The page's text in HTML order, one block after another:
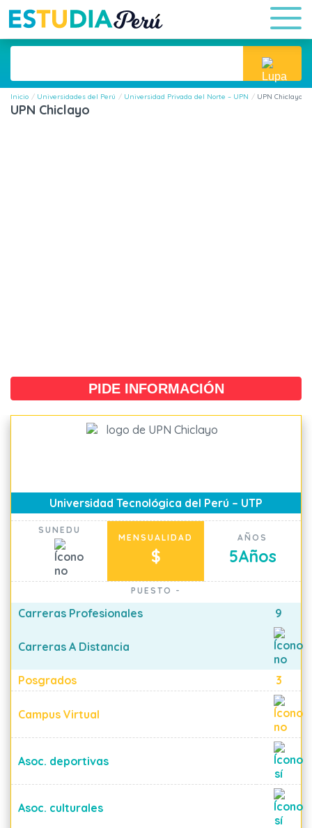
Inicio Universidades del Perú Universidad Privada del Norte – UPN UPN Chiclayo
UPN Chiclayo
PIDE INFORMACIÓN
Universidad Tecnológica del Perú – UTP
SUNEDU
MENSUALIDAD
$
AÑOS
5Años
PUESTO -
Carreras Profesionales 9
Carreras A Distancia
Posgrados 3
Campus Virtual
Asoc. deportivas
Asoc. culturales